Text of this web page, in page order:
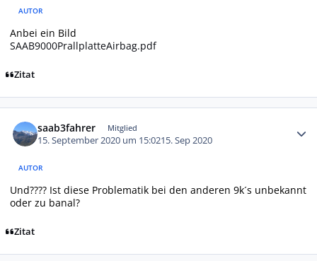
AUTOR
Anbei ein Bild
SAAB9000PrallplatteAirbag.pdf
Zitat
saab3fahrer Mitglied
15. September 2020 um 15:0215. Sep 2020
AUTOR
Und???? Ist diese Problematik bei den anderen 9k´s unbekannt
oder zu banal?
Zitat